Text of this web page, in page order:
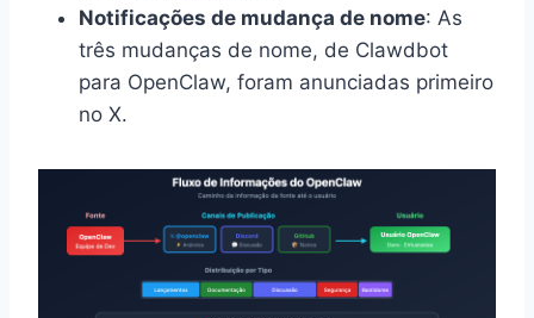
Notificações de mudança de nome: As
três mudanças de nome, de Clawdbot
para OpenClaw, foram anunciadas primeiro
no X.